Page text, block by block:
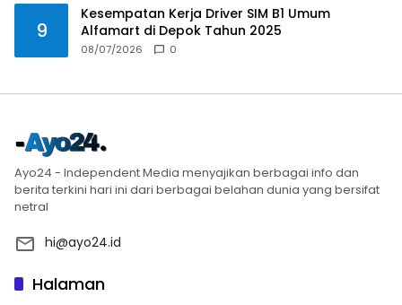
9
Kesempatan Kerja Driver SIM B1 Umum
Alfamart di Depok Tahun 2025
08/07/2026 0
Ayo24 - Independent Media menyajikan berbagai info dan
berita terkini hari ini dari berbagai belahan dunia yang bersifat
netral
hi@ayo24.id
Halaman